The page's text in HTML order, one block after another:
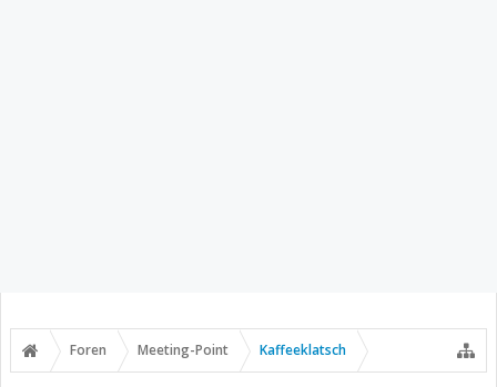
Foren Meeting-Point Kaffeeklatsch